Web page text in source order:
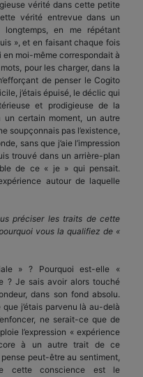
vérité dans cette petite
vérité entrevue dans un
en me répétant
», et en faisant chaque fois
moi-même correspondait à
pour les charger, dans la
de penser le Cogito
j’étais épuisé, le déclic qui
et prodigieuse de la
un certain moment, un autre
soupçonnais pas l’existence,
sans que j’aie l’impression
trouvé dans un arrière-plan
de ce « je » qui pensait.
autour de laquelle
préciser les traits de cette
vous la qualifiez de «
» ? Pourquoi est-elle «
? Je sais avoir alors touché
dans son fond absolu.
j’étais parvenu là au-delà
ne serait-ce que de
l’expression « expérience
à un autre trait de ce
peut-être au sentiment,
cette conscience est le